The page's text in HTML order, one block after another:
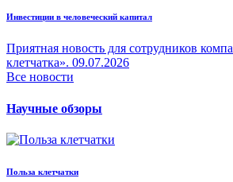
Инвестиции в человеческий капитал
Приятная новость для сотрудников
клетчатка». 09.07.2026
Все новости
Научные обзоры
Польза клетчатки